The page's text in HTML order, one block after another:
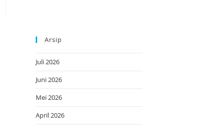
Arsip
Juli 2026
Juni 2026
Mei 2026
April 2026